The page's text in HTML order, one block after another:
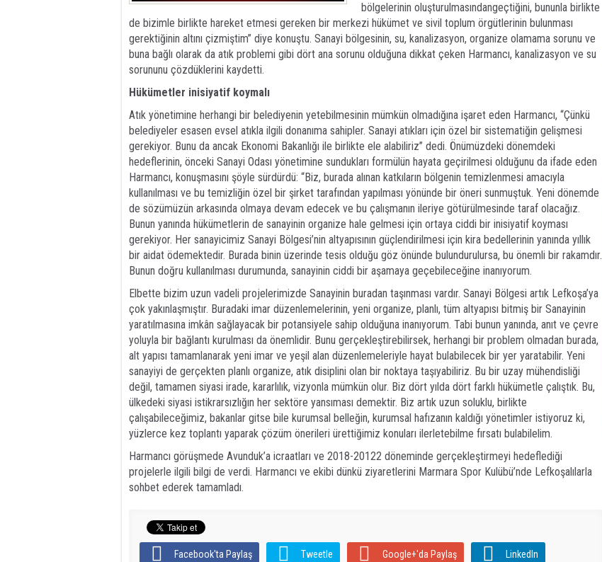
bölgelerinin oluşturulmasındangeçtiğini, bununla birlikte
de bizimle birlikte hareket etmesi gereken bir merkezi hükümet ve sivil toplum örgütlerinin bulunması
gerektiğinin altını çizmiştim” diye konuştu. Sanayi bölgesinin, su, kanalizasyon, organize olamama sorunu ve
buna bağlı olarak da atık problemi gibi dört ana sorunu olduğuna dikkat çeken Harmancı, kanalizasyon ve su
sorununu çözdüklerini kaydetti.
Hükümetler inisiyatif koymalı
Atık yönetimine herhangi bir belediyenin yetebilmesinin mümkün olmadığına işaret eden Harmancı, “Çünkü
belediyeler esasen evsel atıkla ilgili donanıma sahipler. Sanayi atıkları için özel bir sistematiğin gelişmesi
gerekiyor. Bunu da ancak Ekonomi Bakanlığı ile birlikte ele alabiliriz” dedi. Önümüzdeki dönemdeki
hedeflerinin, önceki Sanayi Odası yönetimine sundukları formülün hayata geçirilmesi olduğunu da ifade eden
Harmancı, konuşmasını şöyle sürdürdü: “Biz, burada alınan katkıların bölgenin temizlenmesi amacıyla
kullanılması ve bu temizliğin özel bir şirket tarafından yapılması yönünde bir öneri sunmuştuk. Yeni dönemde
de sözümüzün arkasında olmaya devam edecek ve bu çalışmanın ileriye götürülmesinde taraf olacağız.
Bunun yanında hükümetlerin de sanayinin organize hale gelmesi için ortaya ciddi bir inisiyatif koyması
gerekiyor. Her sanayicimiz Sanayi Bölgesi’nin altyapısının güçlendirilmesi için kira bedellerinin yanında yıllık
bir aidat ödemektedir. Burada binin üzerinde tesis olduğu göz önünde bulundurulursa, bu önemli bir rakamdır.
Bunun doğru kullanılması durumunda, sanayinin ciddi bir aşamaya geçebileceğine inanıyorum.
Elbette bizim uzun vadeli projelerimizde Sanayinin buradan taşınması vardır. Sanayi Bölgesi artık Lefkoşa’ya
çok yakınlaşmıştır. Buradaki imar düzenlemelerinin, yeni organize, planlı, tüm altyapısı bitmiş bir Sanayinin
yaratılmasına imkân sağlayacak bir potansiyele sahip olduğuna inanıyorum. Tabi bunun yanında, anıt ve çevre
yoluyla bir bağlantı kurulması da önemlidir. Bunu gerçekleştirebilirsek, herhangi bir problem olmadan burada,
alt yapısı tamamlanarak yeni imar ve yeşil alan düzenlemeleriyle hayat bulabilecek bir yer yaratabilir. Yeni
sanayiyi de gerçekten planlı organize, atık disiplini olan bir noktaya taşıyabiliriz. Bu bir uzay mühendisliği
değil, tamamen siyasi irade, kararlılık, vizyonla mümkün olur. Biz dört yılda dört farklı hükümetle çalıştık. Bu,
ülkedeki siyasi istikrarsızlığın her sektöre yansıması demektir. Biz artık uzun soluklu, birlikte
çalışabileceğimiz, bakanlar gitse bile kurumsal belleğin, kurumsal hafızanın kaldığı yönetimler istiyoruz ki,
yüzlerce kez toplantı yaparak çözüm önerileri ürettiğimiz konuları ilerletebilme fırsatı bulabilelim.
Harmancı görüşmede Avunduk’a icraatları ve 2018-20122 döneminde gerçekleştirmeyi hedeflediği
projelerle ilgili bilgi de verdi. Harmancı ve ekibi dünkü ziyaretlerini Marmara Spor Kulübü’nde Lefkoşalılarla
sohbet ederek tamamladı.
Facebook'ta Paylaş Tweetle Google+'da Paylaş LinkedIn